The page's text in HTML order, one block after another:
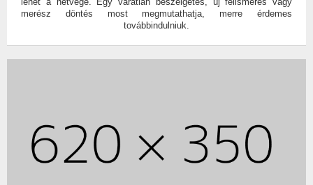
merész döntés most megmutathatja, merre érdemes
továbbindulniuk.